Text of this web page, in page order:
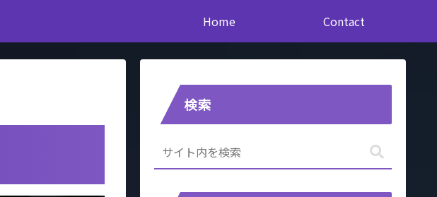
Home Contact
検索